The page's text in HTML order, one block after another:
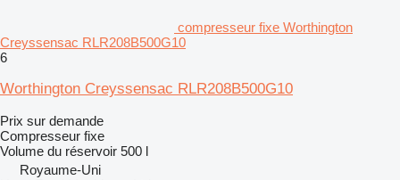
compresseur fixe Worthington
Creyssensac RLR208B500G10
6
Worthington Creyssensac RLR208B500G10
Prix sur demande
Compresseur fixe
Volume du réservoir 500 l
Royaume-Uni